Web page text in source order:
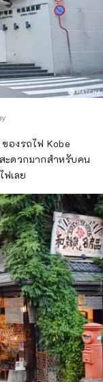
องรถไฟ Kobe
ะดวกมากสำหรับคน
เลย